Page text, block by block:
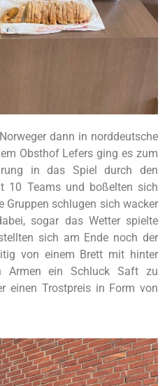
dann in norddeutsche
Obsthof Lefers ging es zum
in das Spiel durch den
10 Teams und boßelten sich
schlugen sich wacker
sogar das Wetter spielte
sich am Ende noch der
von einem Brett mit hinter
Armen ein Schluck Saft zu
einen Trostpreis in Form von